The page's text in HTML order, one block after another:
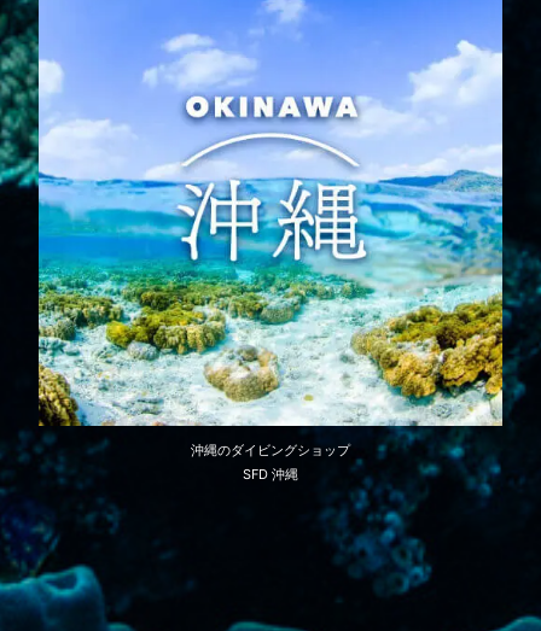
沖縄のダイビングショップ
SFD 沖縄